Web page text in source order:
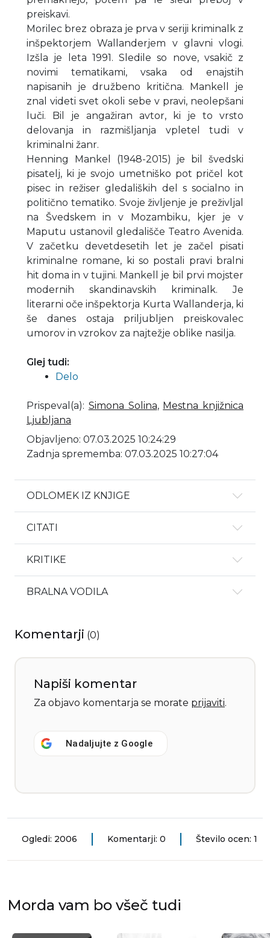
preiskavi.
Morilec brez obraza je prva v seriji kriminalk z
inšpektorjem Wallanderjem v glavni vlogi.
Izšla je leta 1991. Sledile so nove, vsakič z
novimi tematikami, vsaka od enajstih
napisanih je družbeno kritična. Mankell je
znal videti svet okoli sebe v pravi, neolepšani
luči. Bil je angažiran avtor, ki je to vrsto
delovanja in razmišljanja vpletel tudi v
kriminalni žanr.
Henning Mankel (1948-2015) je bil švedski
pisatelj, ki je svojo umetniško pot pričel kot
pisec in režiser gledaliških del s socialno in
politično tematiko. Svoje življenje je preživljal
na Švedskem in v Mozambiku, kjer je v
Maputu ustanovil gledališče Teatro Avenida.
V začetku devetdesetih let je začel pisati
kriminalne romane, ki so postali pravi bralni
hit doma in v tujini. Mankell je bil prvi mojster
modernih skandinavskih kriminalk. Je
literarni oče inšpektorja Kurta Wallanderja, ki
še danes ostaja priljubljen preiskovalec
umorov in vzrokov za najtežje oblike nasilja.
Glej tudi:
Delo
Prispeval(a): Simona Solina, Mestna knjižnica
Ljubljana
Objavljeno: 07.03.2025 10:24:29
Zadnja sprememba: 07.03.2025 10:27:04
ODLOMEK IZ KNJIGE
CITATI
KRITIKE
BRALNA VODILA
Komentarji (0)
Napiši komentar
Za objavo komentarja se morate prijaviti.
Nadaljujte z Google
Ogledi: 2006 Komentarji: 0 Število ocen: 1
Morda vam bo všeč tudi